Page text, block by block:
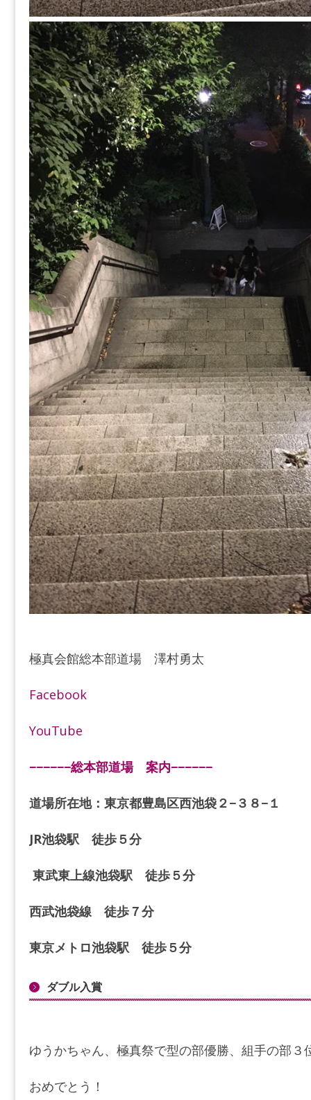
極真会館総本部道場 澤村勇太
Facebook
YouTube
−−−−−−総本部道場 案内−−−−−−
道場所在地：東京都豊島区西池袋２−３８−１
JR池袋駅 徒歩５分
東武東上線池袋駅 徒歩５分
西武池袋線 徒歩７分
東京メトロ池袋駅 徒歩５分
ダブル入賞
ゆうかちゃん、極真祭で型の部優勝、組手の部３
おめでとう！